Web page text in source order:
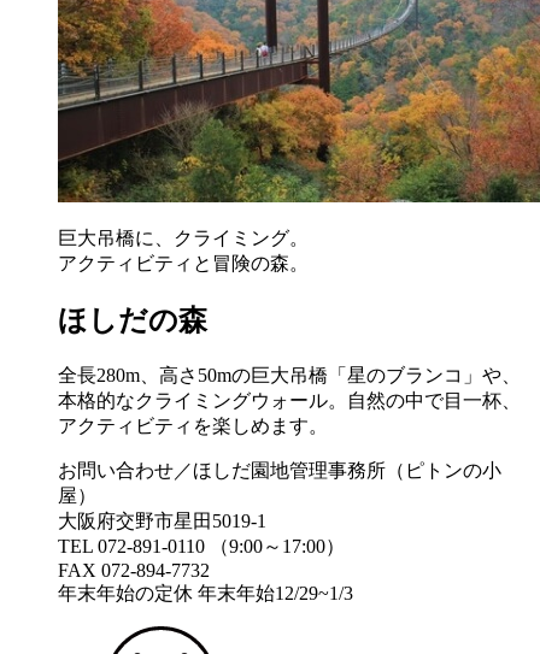
巨大吊橋に、クライミング。
アクティビティと冒険の森。
ほしだの森
全長280m、高さ50mの巨大吊橋「星のブランコ」や、
本格的なクライミングウォール。自然の中で目一杯、
アクティビティを楽しめます。
お問い合わせ／ほしだ園地管理事務所（ピトンの小
屋）
大阪府交野市星田5019-1
TEL 072-891-0110 （9:00～17:00）
FAX 072-894-7732
年末年始の定休 年末年始12/29~1/3